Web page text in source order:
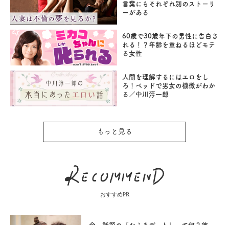
言葉にもそれぞれ別のストーリ
ーがある
60歳で30歳年下の男性に告白さ
れる！？年齢を重ねるほどモテ
る女性
人間を理解するにはエロをし
ろ！ベッドで男女の機微がわか
る／中川淳一郎
もっと見る
おすすめPR